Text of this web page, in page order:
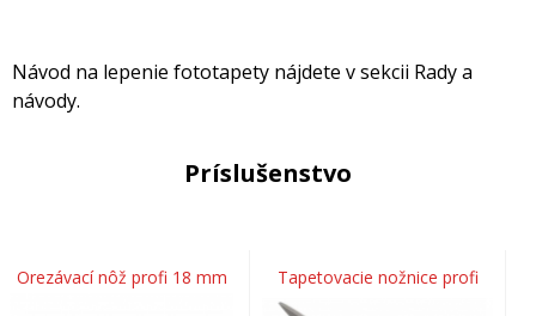
Návod na lepenie fototapety nájdete v sekcii Rady a
návody.
Príslušenstvo
Orezávací nôž profi 18 mm Tapetovacie nožnice profi